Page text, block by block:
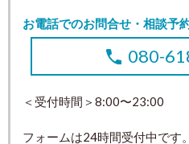
お電話でのお問合せ・相談予
080-
＜受付時間＞8:00〜23:00
フォームは24時間受付中です